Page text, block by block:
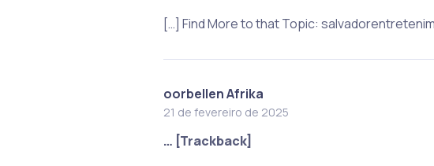
[…] Find More to that Topic:
oorbellen Afrika
21 de fevereiro de 2025
… [Trackback]